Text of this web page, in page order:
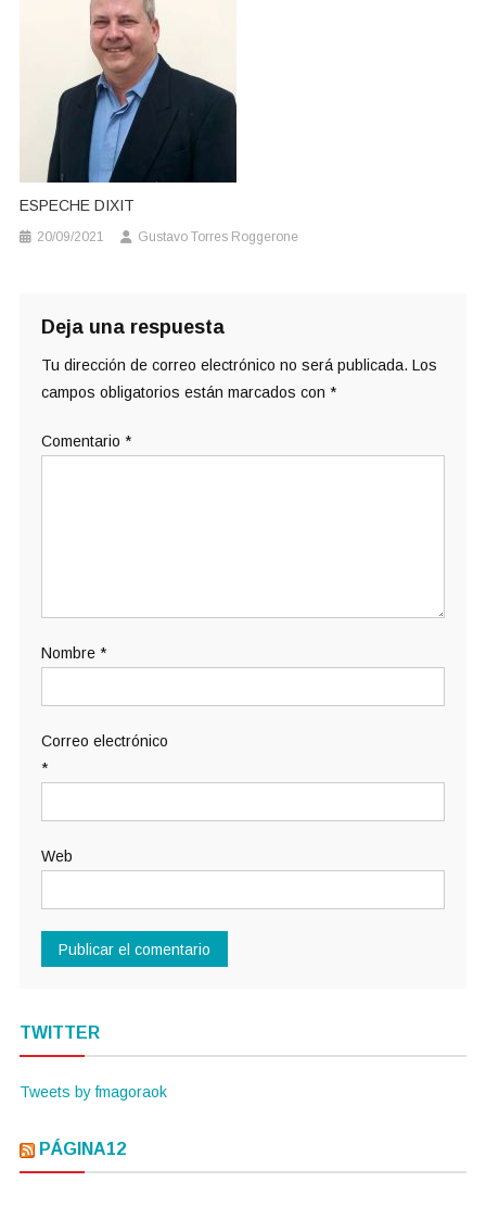
ESPECHE DIXIT
20/09/2021 Gustavo Torres Roggerone
Deja una respuesta
Tu dirección de correo electrónico no será publicada. Los
campos obligatorios están marcados con *
Comentario *
Nombre *
Correo electrónico
*
Web
TWITTER
Tweets by fmagoraok
PÁGINA12